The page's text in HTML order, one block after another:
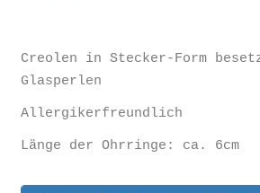
Creolen in Stecker-Form
Glasperlen
Allergikerfreundlich
Länge der Ohrringe: ca. 6cm